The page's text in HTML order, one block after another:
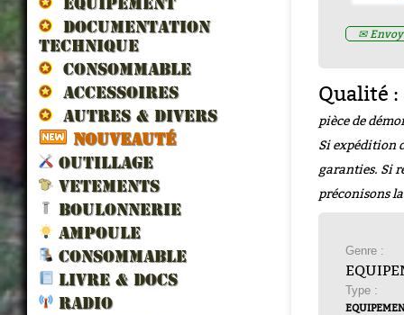
EQUIPEMENT
DOCUMENTATION
TECHNIQUE
CONSOMMABLE
ACCESSOIRES
AUTRES & DIVERS
NOUVEAUTÉ
OUTILLAGE
VETEMENTS
BOULONNERIE
AMPOULE
CONSOMMABLE
LIVRE & DOCS
RADIO
✉
Qualité :
pièce de
Si expédition
garanties. Si
préconisons
Genre :
Type :